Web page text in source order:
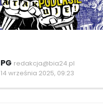
PG redakcja@bia24.pl
14 września 2025, 09:23